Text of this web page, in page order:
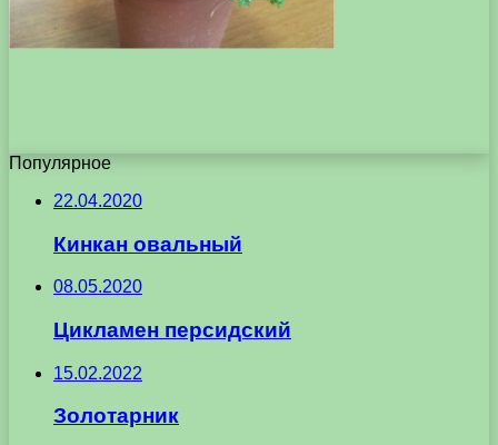
Популярное
22.04.2020
Кинкан овальный
08.05.2020
Цикламен персидский
15.02.2022
Золотарник